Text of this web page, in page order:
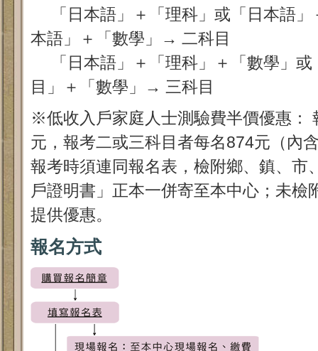
「日本語」＋「理科」或「日本語」
本語」＋「數學」→ 二科目
「日本語」＋「理科」＋「數學」或
目」＋「數學」→ 三科目
※低收入戶家庭人士測驗費半價優惠：
元，報考二或三科目者每名874元（內
報考時須連同報名表，檢附鄉、鎮、市
戶證明書」正本一併寄至本中心；未檢
提供優惠。
報名方式